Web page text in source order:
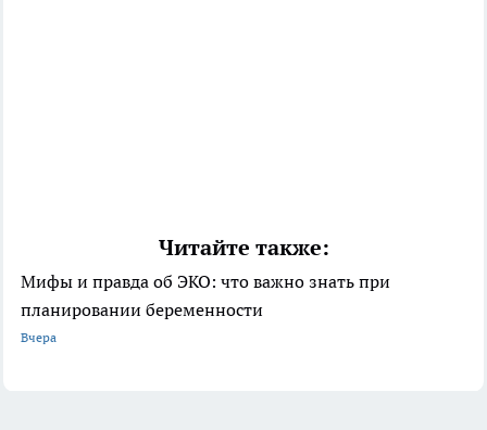
Читайте также:
Мифы и правда об ЭКО: что важно знать при
планировании беременности
Вчера